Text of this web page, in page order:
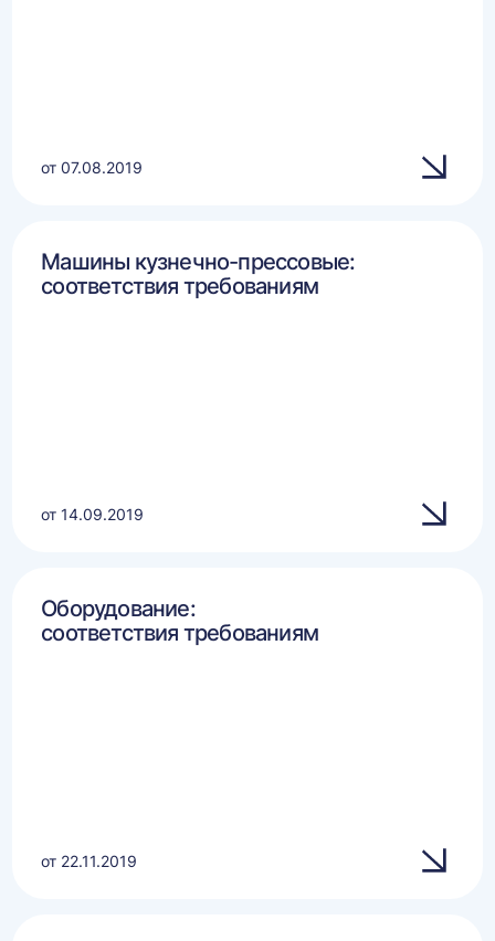
от 07.08.2019
Машины кузнечно-прессовые:
соответствия требованиям
от 14.09.2019
Оборудование:
соответствия требованиям
от 22.11.2019